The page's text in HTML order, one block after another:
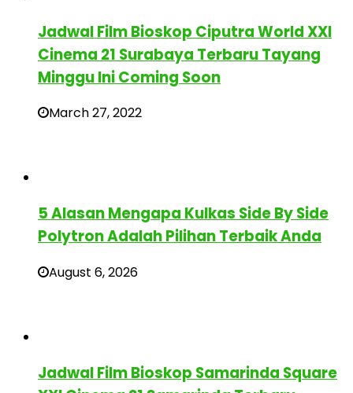
Jadwal Film Bioskop Ciputra World XXI
Cinema 21 Surabaya Terbaru Tayang
Minggu Ini Coming Soon
March 27, 2022
5 Alasan Mengapa Kulkas Side By Side
Polytron Adalah Pilihan Terbaik Anda
August 6, 2026
Jadwal Film Bioskop Samarinda Square